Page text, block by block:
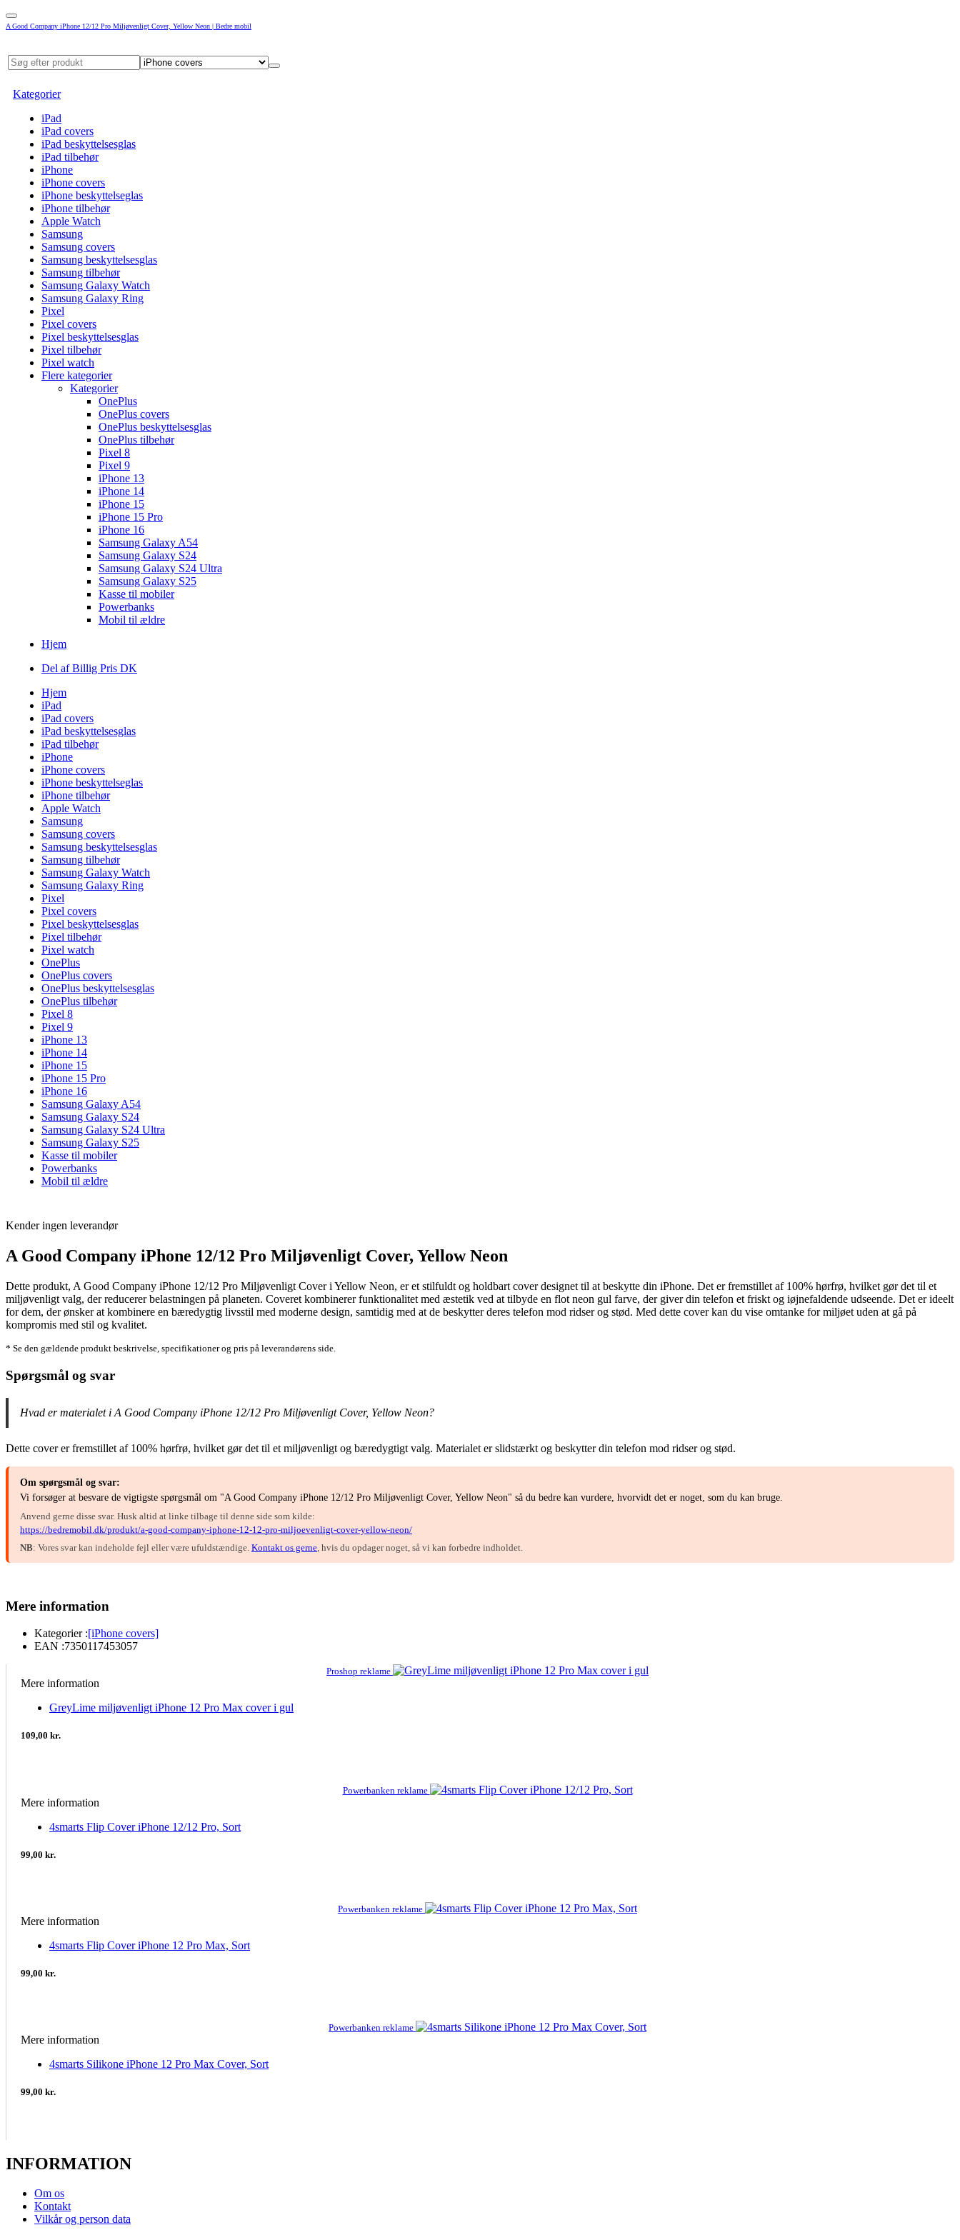
A Good Company iPhone 12/12 Pro Miljøvenligt Cover, Yellow Neon | Bedre mobil
Kategorier
iPad
iPad covers
iPad beskyttelsesglas
iPad tilbehør
iPhone
iPhone covers
iPhone beskyttelseglas
iPhone tilbehør
Apple Watch
Samsung
Samsung covers
Samsung beskyttelsesglas
Samsung tilbehør
Samsung Galaxy Watch
Samsung Galaxy Ring
Pixel
Pixel covers
Pixel beskyttelsesglas
Pixel tilbehør
Pixel watch
Flere kategorier
Kategorier
OnePlus
OnePlus covers
OnePlus beskyttelsesglas
OnePlus tilbehør
Pixel 8
Pixel 9
iPhone 13
iPhone 14
iPhone 15
iPhone 15 Pro
iPhone 16
Samsung Galaxy A54
Samsung Galaxy S24
Samsung Galaxy S24 Ultra
Samsung Galaxy S25
Kasse til mobiler
Powerbanks
Mobil til ældre
Hjem
Del af Billig Pris DK
Hjem
iPad
iPad covers
iPad beskyttelsesglas
iPad tilbehør
iPhone
iPhone covers
iPhone beskyttelseglas
iPhone tilbehør
Apple Watch
Samsung
Samsung covers
Samsung beskyttelsesglas
Samsung tilbehør
Samsung Galaxy Watch
Samsung Galaxy Ring
Pixel
Pixel covers
Pixel beskyttelsesglas
Pixel tilbehør
Pixel watch
OnePlus
OnePlus covers
OnePlus beskyttelsesglas
OnePlus tilbehør
Pixel 8
Pixel 9
iPhone 13
iPhone 14
iPhone 15
iPhone 15 Pro
iPhone 16
Samsung Galaxy A54
Samsung Galaxy S24
Samsung Galaxy S24 Ultra
Samsung Galaxy S25
Kasse til mobiler
Powerbanks
Mobil til ældre
Kender ingen leverandør
A Good Company iPhone 12/12 Pro Miljøvenligt Cover, Yellow Neon
Dette produkt, A Good Company iPhone 12/12 Pro Miljøvenligt Cover i Yellow Neon, er et stilfuldt og holdbart cover designet til at beskytte din iPhone. Det er fremstillet af 100% hørfrø, hvilket gør det til et
miljøvenligt valg, der reducerer belastningen på planeten. Coveret kombinerer funktionalitet med æstetik ved at tilbyde en flot neon gul farve, der giver din telefon et friskt og iøjnefaldende udseende. Det er ideelt
for dem, der ønsker at kombinere en bæredygtig livsstil med moderne design, samtidig med at de beskytter deres telefon mod ridser og stød. Med dette cover kan du vise omtanke for miljøet uden at gå på
kompromis med stil og kvalitet.
* Se den gældende produkt beskrivelse, specifikationer og pris på leverandørens side.
Spørgsmål og svar
Hvad er materialet i A Good Company iPhone 12/12 Pro Miljøvenligt Cover, Yellow Neon?
Dette cover er fremstillet af 100% hørfrø, hvilket gør det til et miljøvenligt og bæredygtigt valg. Materialet er slidstærkt og beskytter din telefon mod ridser og stød.
Om spørgsmål og svar:
Vi forsøger at besvare de vigtigste spørgsmål om "A Good Company iPhone 12/12 Pro Miljøvenligt Cover, Yellow Neon" så du bedre kan vurdere, hvorvidt det er noget, som du kan bruge.
Anvend gerne disse svar. Husk altid at linke tilbage til denne side som kilde:
https://bedremobil.dk/produkt/a-good-company-iphone-12-12-pro-miljoevenligt-cover-yellow-neon/
NB: Vores svar kan indeholde fejl eller være ufuldstændige. Kontakt os gerne , hvis du opdager noget, så vi kan forbedre indholdet.
Mere information
Kategorier :[iPhone covers]
EAN :7350117453057
Proshop reklame
Mere information
GreyLime miljøvenligt iPhone 12 Pro Max cover i gul
109,00 kr.
Powerbanken reklame
Mere information
4smarts Flip Cover iPhone 12/12 Pro, Sort
99,00 kr.
Powerbanken reklame
Mere information
4smarts Flip Cover iPhone 12 Pro Max, Sort
99,00 kr.
Powerbanken reklame
Mere information
4smarts Silikone iPhone 12 Pro Max Cover, Sort
99,00 kr.
INFORMATION
Om os
Kontakt
Vilkår og person data